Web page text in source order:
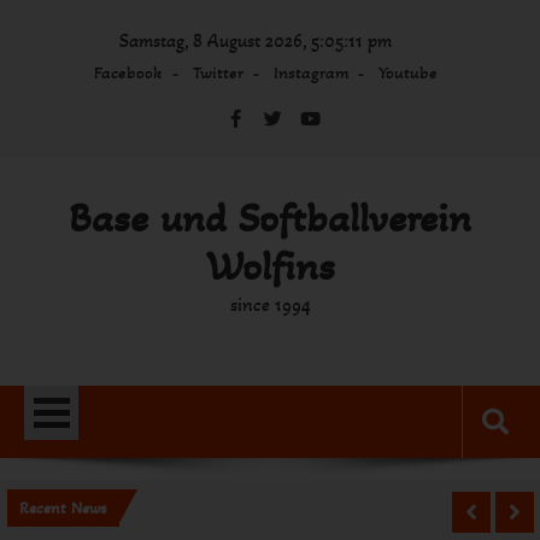
Samstag, 8 August 2026, 5:05:11 pm
Facebook Twitter Instagram Youtube
Base und Softballverein
Wolfins
since 1994
Recent News